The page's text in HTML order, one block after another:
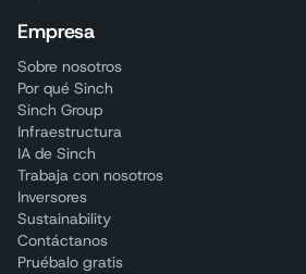
Empresa
Sobre nosotros
Por qué Sinch
Sinch Group
Infraestructura
IA de Sinch
Trabaja con nosotros
Inversores
Sustainability
Contáctanos
Pruébalo gratis